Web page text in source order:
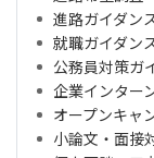
進路ガイダン
就職ガイダン
公務員対策ガ
企業インター
オープンキャ
小論文・面接